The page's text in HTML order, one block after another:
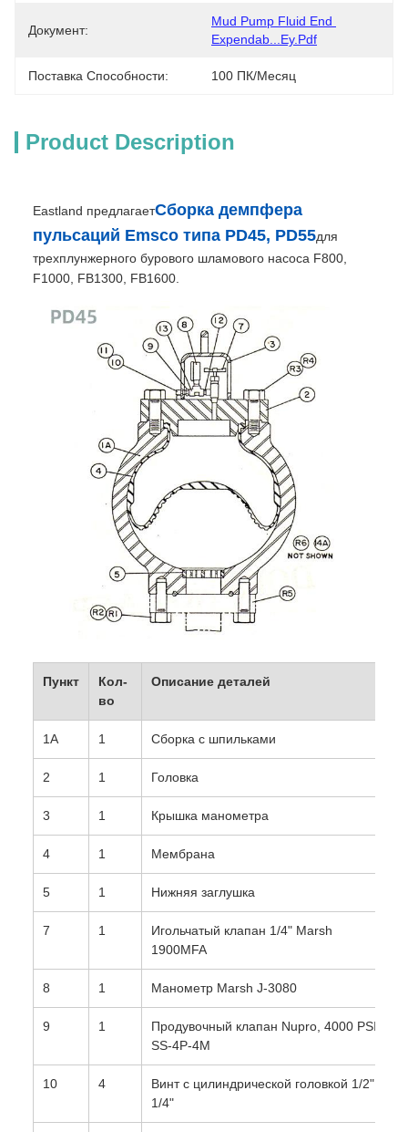
Документ:
Mud Pump Fluid End
Expendab...ey.pdf
Поставка Способности: 100 ПК/месяц
Product Description
Eastland предлагаетСборка демпфера
пульсаций Emsco типа PD45, PD55для
трехплунжерного бурового шламового насоса F800,
F1000, FB1300, FB1600.
Пункт
Кол-
во
Описание деталей
1A 1 Сборка с шпильками
2 1 Головка
3 1 Крышка манометра
4 1 Мембрана
5 1 Нижняя заглушка
7 1
Игольчатый клапан 1/4" Marsh
1900MFA
8 1 Манометр Marsh J-3080
9 1
Продувочный клапан Nupro, 4000 PSI
SS-4P-4M
10 4
Винт с цилиндрической головкой 1/2" x
1/4"